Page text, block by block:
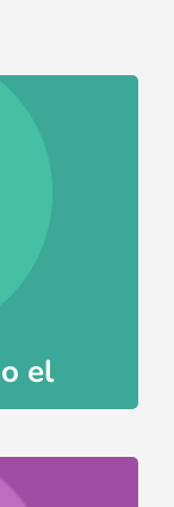
el
de
para
acceder